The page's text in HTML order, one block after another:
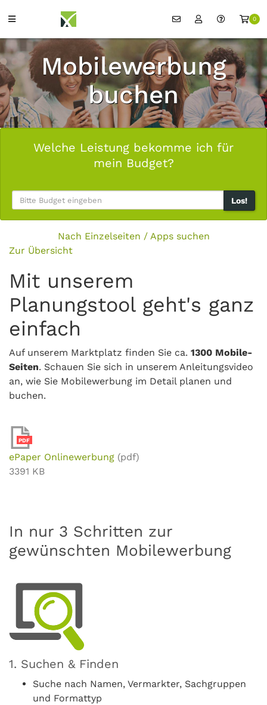
0
Mobilewerbung
buchen
Welche Leistung bekomme ich für
mein Budget?
Los!
Nach Einzelseiten / Apps suchen
Zur Übersicht
Mit unserem
Planungstool geht's ganz
einfach
Auf unserem Marktplatz finden Sie ca. 1300 Mobile-
Seiten. Schauen Sie sich in unserem Anleitungsvideo
an, wie Sie Mobilewerbung im Detail planen und
buchen.
PDF
ePaper Onlinewerbung (pdf)
3391 KB
In nur 3 Schritten zur
gewünschten Mobilewerbung
1. Suchen & Finden
Suche nach Namen, Vermarkter, Sachgruppen
und Formattyp